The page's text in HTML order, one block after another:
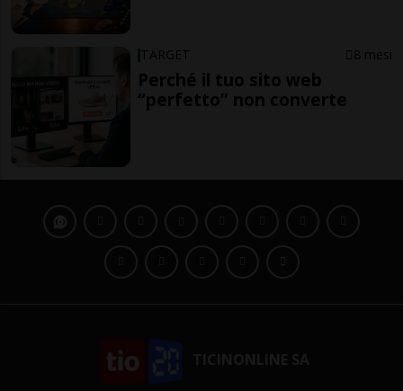
TARGET 8 mesi
Perché il tuo sito web
“perfetto” non converte